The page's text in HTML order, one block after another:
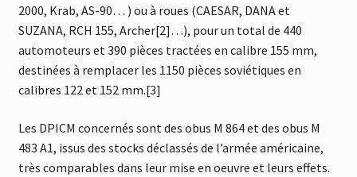
2000, Krab, AS-90… ) ou à roues (CAESAR, DANA et
SUZANA, RCH 155, Archer[2]…), pour un total de 440
automoteurs et 390 pièces tractées en calibre 155 mm,
destinées à remplacer les 1150 pièces soviétiques en
calibres 122 et 152 mm.[3]
Les DPICM concernés sont des obus M 864 et des obus M
483 A1, issus des stocks déclassés de l’armée américaine,
très comparables dans leur mise en oeuvre et leurs effets.